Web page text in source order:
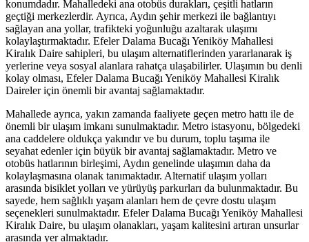
konumdadır. Mahalledeki ana otobüs durakları, çeşitli hatların
geçtiği merkezlerdir. Ayrıca, Aydın şehir merkezi ile bağlantıyı
sağlayan ana yollar, trafikteki yoğunluğu azaltarak ulaşımı
kolaylaştırmaktadır. Efeler Dalama Bucağı Yeniköy Mahallesi
Kiralık Daire sahipleri, bu ulaşım alternatiflerinden yararlanarak iş
yerlerine veya sosyal alanlara rahatça ulaşabilirler. Ulaşımın bu denli
kolay olması, Efeler Dalama Bucağı Yeniköy Mahallesi Kiralık
Daireler için önemli bir avantaj sağlamaktadır.
Mahallede ayrıca, yakın zamanda faaliyete geçen metro hattı ile de
önemli bir ulaşım imkanı sunulmaktadır. Metro istasyonu, bölgedeki
ana caddelere oldukça yakındır ve bu durum, toplu taşıma ile
seyahat edenler için büyük bir avantaj sağlamaktadır. Metro ve
otobüs hatlarının birleşimi, Aydın genelinde ulaşımın daha da
kolaylaşmasına olanak tanımaktadır. Alternatif ulaşım yolları
arasında bisiklet yolları ve yürüyüş parkurları da bulunmaktadır. Bu
sayede, hem sağlıklı yaşam alanları hem de çevre dostu ulaşım
seçenekleri sunulmaktadır. Efeler Dalama Bucağı Yeniköy Mahallesi
Kiralık Daire, bu ulaşım olanakları, yaşam kalitesini artıran unsurlar
arasında yer almaktadır.